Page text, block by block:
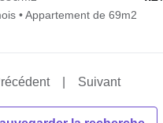
• Appartement de 69m2
Suivant